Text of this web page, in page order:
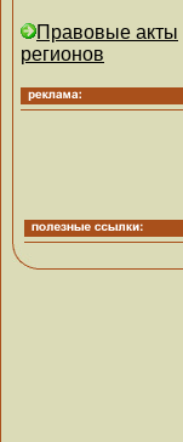
Правовые акты
регионов